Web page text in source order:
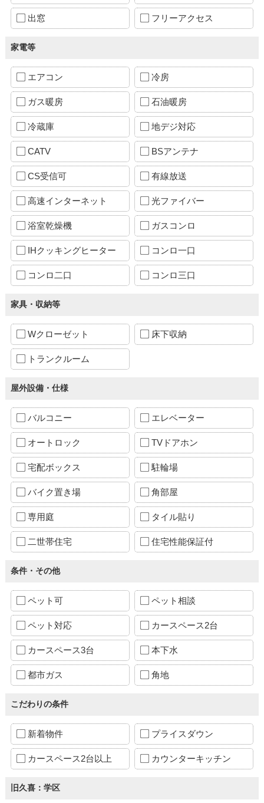
出窓 フリーアクセス
家電等
エアコン 冷房
ガス暖房 石油暖房
冷蔵庫 地デジ対応
CATV BSアンテナ
CS受信可 有線放送
高速インターネット 光ファイバー
浴室乾燥機 ガスコンロ
IHクッキングヒーター コンロ一口
コンロ二口 コンロ三口
家具・収納等
Wクローゼット 床下収納
トランクルーム
屋外設備・仕様
バルコニー エレベーター
オートロック TVドアホン
宅配ボックス 駐輪場
バイク置き場 角部屋
専用庭 タイル貼り
二世帯住宅 住宅性能保証付
条件・その他
ペット可 ペット相談
ペット対応 カースペース2台
カースペース3台 本下水
都市ガス 角地
こだわりの条件
新着物件 プライスダウン
カースペース2台以上 カウンターキッチン
旧久喜：学区